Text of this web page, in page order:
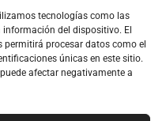
tecnologías como las
del dispositivo. El
procesar datos como el
únicas en este sitio.
afectar negativamente a